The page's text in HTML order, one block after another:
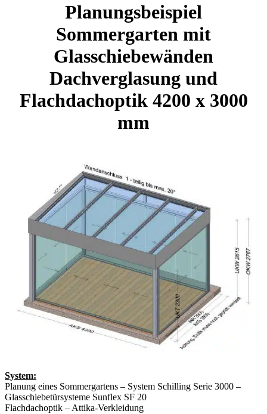
Planungsbeispiel
Sommergarten mit
Glasschiebewänden
Dachverglasung und
Flachdachoptik 4200 x 3000
mm
System:
Planung eines Sommergartens – System Schilling Serie 3000 –
Glasschiebetürsysteme Sunflex SF 20
Flachdachoptik – Attika-Verkleidung